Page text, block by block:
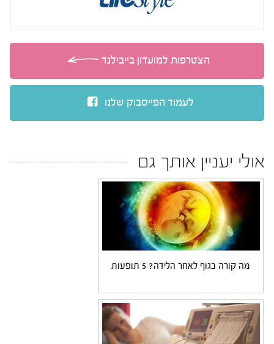
הצטרפות למועדון בייבילנד
לעמוד הפייסבוק שלנו
אולי יעניין אותך גם
מה קורה בגוף לאחר הלידה? 5 תופעות